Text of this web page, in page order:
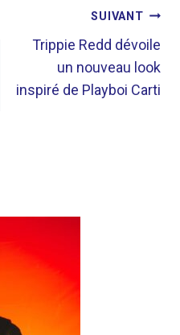
SUIVANT
Trippie Redd dévoile
un nouveau look
inspiré de Playboi Carti